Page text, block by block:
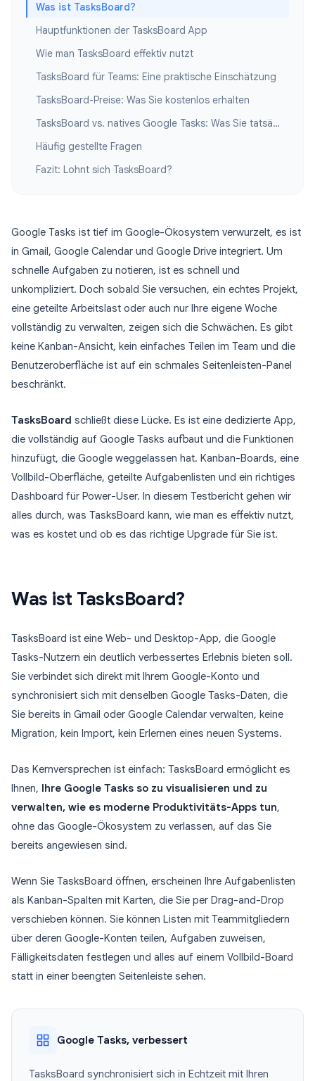
Was ist TasksBoard?
Hauptfunktionen der TasksBoard App
Wie man TasksBoard effektiv nutzt
TasksBoard für Teams: Eine praktische Einschätzung
TasksBoard-Preise: Was Sie kostenlos erhalten
TasksBoard vs. natives Google Tasks: Was Sie tatsächlich gewinnen
Häufig gestellte Fragen
Fazit: Lohnt sich TasksBoard?
Google Tasks ist tief im Google-Ökosystem verwurzelt, es ist
in Gmail, Google Calendar und Google Drive integriert. Um
schnelle Aufgaben zu notieren, ist es schnell und
unkompliziert. Doch sobald Sie versuchen, ein echtes Projekt,
eine geteilte Arbeitslast oder auch nur Ihre eigene Woche
vollständig zu verwalten, zeigen sich die Schwächen. Es gibt
keine Kanban-Ansicht, kein einfaches Teilen im Team und die
Benutzeroberfläche ist auf ein schmales Seitenleisten-Panel
beschränkt.
TasksBoard schließt diese Lücke. Es ist eine dedizierte App,
die vollständig auf Google Tasks aufbaut und die Funktionen
hinzufügt, die Google weggelassen hat. Kanban-Boards, eine
Vollbild-Oberfläche, geteilte Aufgabenlisten und ein richtiges
Dashboard für Power-User. In diesem Testbericht gehen wir
alles durch, was TasksBoard kann, wie man es effektiv nutzt,
was es kostet und ob es das richtige Upgrade für Sie ist.
Was ist TasksBoard?
TasksBoard ist eine Web- und Desktop-App, die Google
Tasks-Nutzern ein deutlich verbessertes Erlebnis bieten soll.
Sie verbindet sich direkt mit Ihrem Google-Konto und
synchronisiert sich mit denselben Google Tasks-Daten, die
Sie bereits in Gmail oder Google Calendar verwalten, keine
Migration, kein Import, kein Erlernen eines neuen Systems.
Das Kernversprechen ist einfach: TasksBoard ermöglicht es
Ihnen,
Ihre Google Tasks so zu visualisieren und zu
verwalten, wie es moderne Produktivitäts-Apps tun,
ohne das Google-Ökosystem zu verlassen, auf das Sie
bereits angewiesen sind.
Wenn Sie TasksBoard öffnen, erscheinen Ihre Aufgabenlisten
als Kanban-Spalten mit Karten, die Sie per Drag-and-Drop
verschieben können. Sie können Listen mit Teammitgliedern
über deren Google-Konten teilen, Aufgaben zuweisen,
Fälligkeitsdaten festlegen und alles auf einem Vollbild-Board
statt in einer beengten Seitenleiste sehen.
Google Tasks, verbessert
TasksBoard synchronisiert sich in Echtzeit mit Ihren